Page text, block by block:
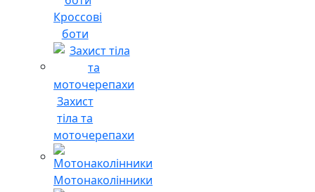
Кроссові
боти
Захист
тіла та
моточерепахи
Мотонаколінники